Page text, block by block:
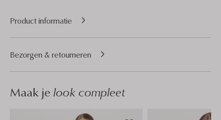
Product informatie
Bezorgen & retourneren
Maak je look compleet